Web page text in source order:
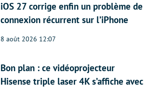
iOS 27 corrige enfin un problème de
connexion récurrent sur l’iPhone
8 août 2026 12:07
Bon plan : ce vidéoprojecteur
Hisense triple laser 4K s’affiche avec